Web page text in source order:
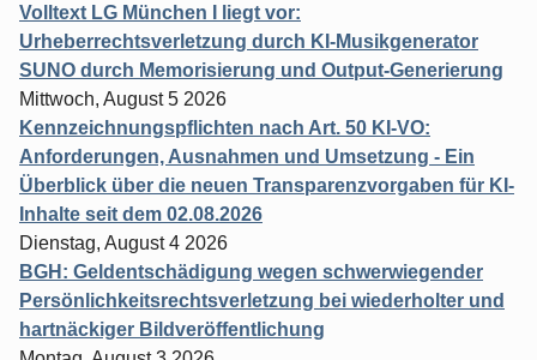
Volltext LG München I liegt vor:
Urheberrechtsverletzung durch KI-Musikgenerator
SUNO durch Memorisierung und Output-Generierung
Mittwoch, August 5 2026
Kennzeichnungspflichten nach Art. 50 KI-VO:
Anforderungen, Ausnahmen und Umsetzung - Ein
Überblick über die neuen Transparenzvorgaben für KI-
Inhalte seit dem 02.08.2026
Dienstag, August 4 2026
BGH: Geldentschädigung wegen schwerwiegender
Persönlichkeitsrechtsverletzung bei wiederholter und
hartnäckiger Bildveröffentlichung